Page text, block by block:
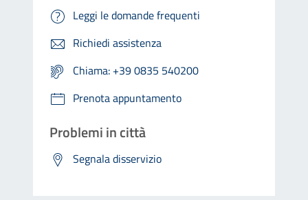
Leggi le domande frequenti
Richiedi assistenza
Chiama: +39 0835 540200
Prenota appuntamento
Problemi in città
Segnala disservizio